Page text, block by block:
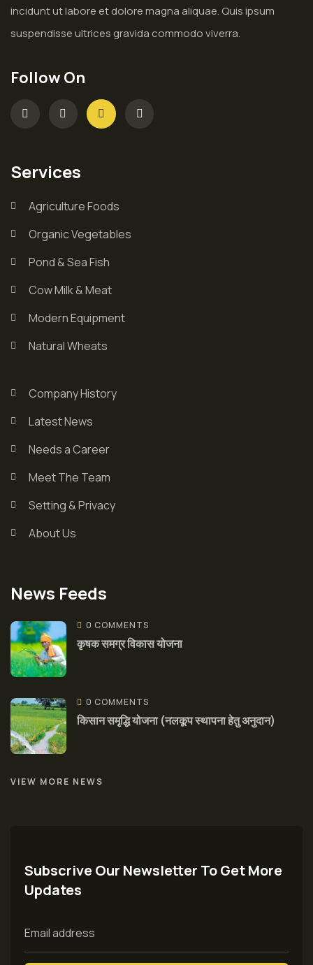
incidunt ut labore et dolore magna aliquae. Quis ipsum
suspendisse ultrices gravida commodo viverra.
Follow On
Services
Agriculture Foods
Organic Vegetables
Pond & Sea Fish
Cow Milk & Meat
Modern Equipment
Natural Wheats
Company History
Latest News
Needs a Career
Meet The Team
Setting & Privacy
About Us
News Feeds
0 COMMENTS
कृषक समग्र विकास योजना
0 COMMENTS
किसान समृद्धि योजना (नलकूप स्थापना हेतु अनुदान)
VIEW MORE NEWS
Subscrive Our Newsletter To Get More
Updates